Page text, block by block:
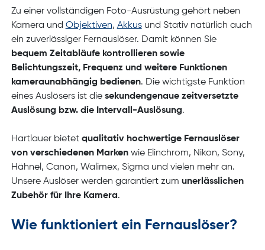
Zu einer vollständigen Foto-Ausrüstung gehört neben
Kamera und Objektiven, Akkusund Stativ natürlich auch
ein zuverlässiger Fernauslöser. Damit können Sie
bequem Zeitabläufe kontrollieren sowie
Belichtungszeit, Frequenz und weitere Funktionen
kameraunabhängig bedienen. Die wichtigste Funktion
eines Auslösers ist die sekundengenaue zeitversetzte
Auslösung bzw. die Intervall-Auslösung.
Hartlauer bietet qualitativ hochwertige Fernauslöser
von verschiedenen Markenwie Elinchrom, Nikon, Sony,
Hähnel, Canon, Walimex, Sigma und vielen mehr an.
Unsere Auslöser werden garantiert zum unerlässlichen
Zubehör für Ihre Kamera.
Wie funktioniert ein Fernauslöser?